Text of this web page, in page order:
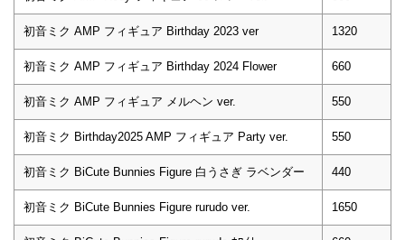
初音ミク AMP フィギュア Birthday 2023 ver 1320
初音ミク AMP フィギュア Birthday 2024 Flower 660
初音ミク AMP フィギュア メルヘン ver. 550
初音ミク Birthday2025 AMP フィギュア Party ver. 550
初音ミク BiCute Bunnies Figure 白うさぎ ラベンダー 440
初音ミク BiCute Bunnies Figure rurudo ver. 1650